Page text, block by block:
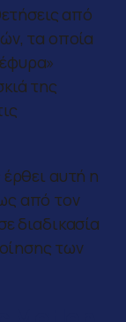
από
τα οποία
της
έρθει αυτή η
από τον
διαδικασία
των